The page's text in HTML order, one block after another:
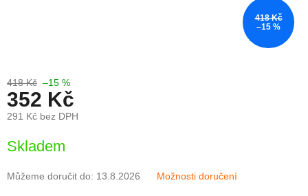
418 Kč
–15 %
418 Kč –15 %
352 Kč
291 Kč bez DPH
cena:
Skladem
Můžeme doručit do: 13.8.2026 Možnosti doručení